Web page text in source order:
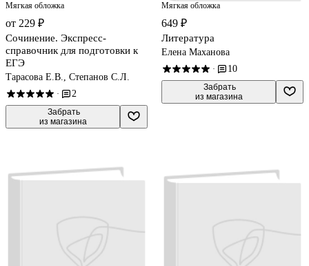
Мягкая обложка
от 229 ₽
Сочинение. Экспресс-
справочник для подготовки к
ЕГЭ
Тарасова Е.В., Степанов С.Л.
· 2
Забрать
из магазина
Мягкая обложка
649 ₽
Литература
Елена Маханова
· 10
Забрать
из магазина